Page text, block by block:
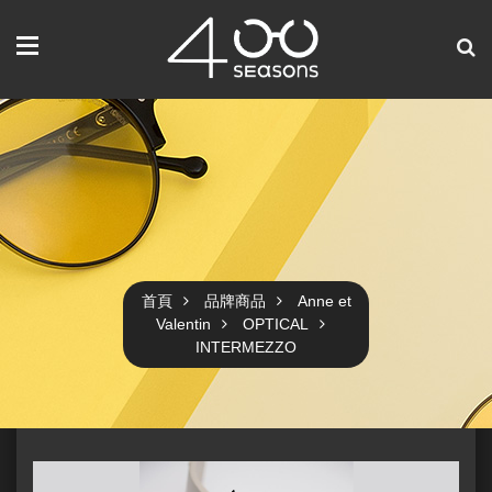
首頁 品牌商品
Anne et
Valentin
OPTICAL
INTERMEZZO